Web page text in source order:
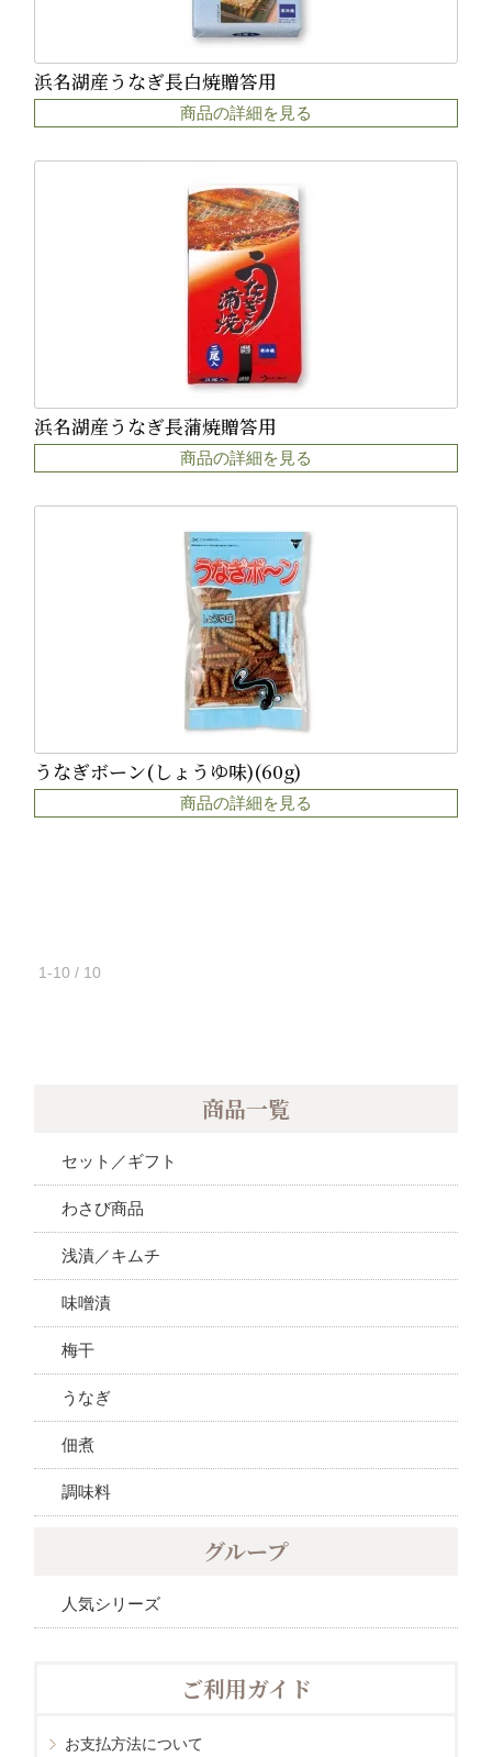
浜名湖産うなぎ長白焼贈答用
商品の詳細を見る
浜名湖産うなぎ長蒲焼贈答用
商品の詳細を見る
うなぎボーン(しょうゆ味)(60g)
商品の詳細を見る
1-10 / 10
商品一覧
セット／ギフト
わさび商品
浅漬／キムチ
味噌漬
梅干
うなぎ
佃煮
調味料
グループ
人気シリーズ
ご利用ガイド
お支払方法について